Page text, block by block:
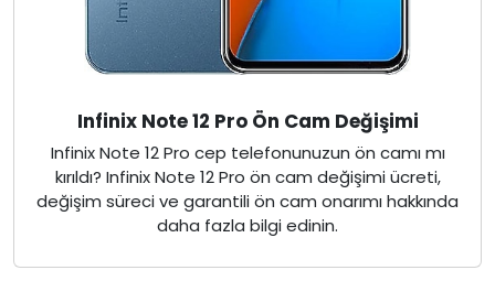
Infinix Note 12 Pro Ön Cam Değişimi
Infinix Note 12 Pro cep telefonunuzun ön camı mı
kırıldı? Infinix Note 12 Pro ön cam değişimi ücreti,
değişim süreci ve garantili ön cam onarımı hakkında
daha fazla bilgi edinin.